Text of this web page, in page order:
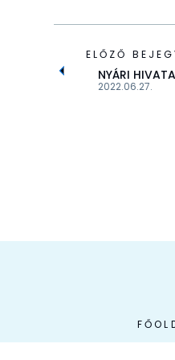
ELŐZŐ
2022.06.27.
NYÁRI